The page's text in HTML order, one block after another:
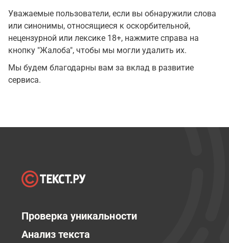
Уважаемые пользователи, если вы обнаружили слова
или синонимы, относящиеся к оскорбительной,
нецензурной или лексике 18+, нажмите справа на
кнопку "Жалоба", чтобы мы могли удалить их.
Мы будем благодарны вам за вклад в развитие
сервиса.
Проверка уникальности
Анализ текста